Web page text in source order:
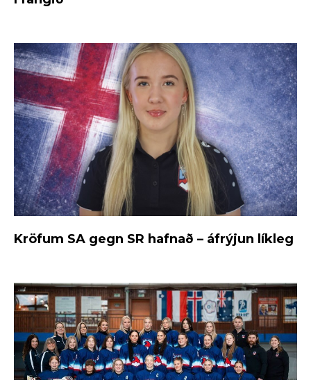
Kröfum SA gegn SR hafnað – áfrýjun líkleg